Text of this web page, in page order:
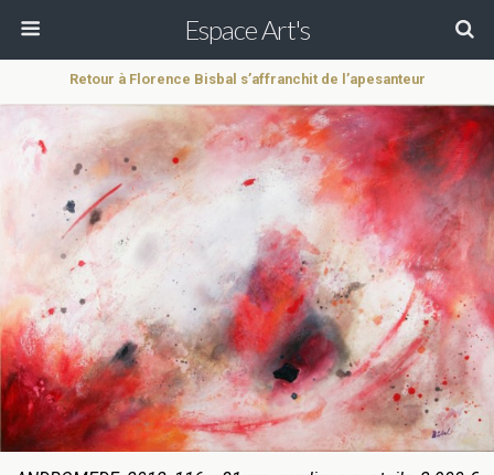
Espace Art's
Retour à Florence Bisbal s’affranchit de l’apesanteur